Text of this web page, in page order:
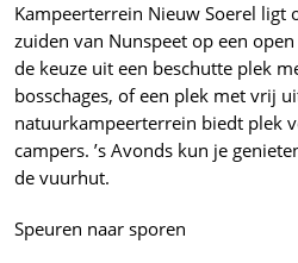
Kampeerterrein Nieuw Soerel ligt
zuiden van Nunspeet op een
de keuze uit een beschutte plek
bosschages, of een plek met vrij
natuurkampeerterrein biedt plek
campers. ’s Avonds kun je
de vuurhut.
Speuren naar sporen